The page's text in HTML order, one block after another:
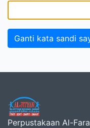
Perpustakaan Al-